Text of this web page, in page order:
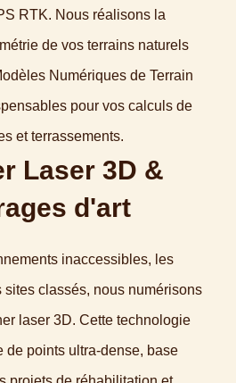
RTK. Nous réalisons la
de vos terrains naturels
Numériques de Terrain
pour vos calculs de
et terrassements.
Laser 3D &
d'art
inaccessibles, les
sites classés, nous numérisons
laser 3D. Cette technologie
de points ultra-dense, base